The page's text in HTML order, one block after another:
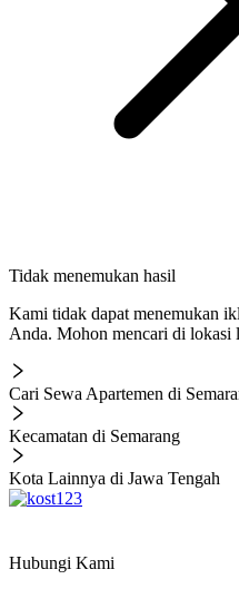
Tidak menemukan hasil
Kami tidak dapat menemukan
Anda. Mohon mencari di lokasi
Cari Sewa Apartemen di
Kecamatan di Semarang
Kota Lainnya di Jawa Tengah
Hubungi Kami